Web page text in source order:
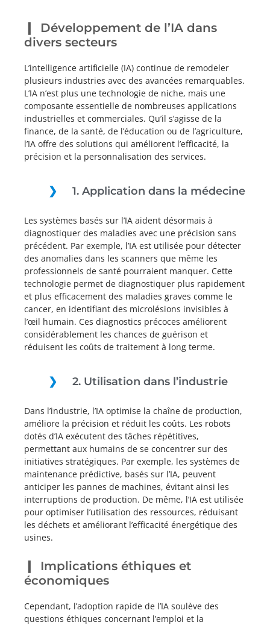
Développement de l’IA dans
divers secteurs
L’intelligence artificielle (IA) continue de remodeler
plusieurs industries avec des avancées remarquables.
L’IA n’est plus une technologie de niche, mais une
composante essentielle de nombreuses applications
industrielles et commerciales. Qu’il s’agisse de la
finance, de la santé, de l’éducation ou de l’agriculture,
l’IA offre des solutions qui améliorent l’efficacité, la
précision et la personnalisation des services.
1. Application dans la médecine
Les systèmes basés sur l’IA aident désormais à
diagnostiquer des maladies avec une précision sans
précédent. Par exemple, l’IA est utilisée pour détecter
des anomalies dans les scanners que même les
professionnels de santé pourraient manquer. Cette
technologie permet de diagnostiquer plus rapidement
et plus efficacement des maladies graves comme le
cancer, en identifiant des microlésions invisibles à
l’œil humain. Ces diagnostics précoces améliorent
considérablement les chances de guérison et
réduisent les coûts de traitement à long terme.
2. Utilisation dans l’industrie
Dans l’industrie, l’IA optimise la chaîne de production,
améliore la précision et réduit les coûts. Les robots
dotés d’IA exécutent des tâches répétitives,
permettant aux humains de se concentrer sur des
initiatives stratégiques. Par exemple, les systèmes de
maintenance prédictive, basés sur l’IA, peuvent
anticiper les pannes de machines, évitant ainsi les
interruptions de production. De même, l’IA est utilisée
pour optimiser l’utilisation des ressources, réduisant
les déchets et améliorant l’efficacité énergétique des
usines.
Implications éthiques et
économiques
Cependant, l’adoption rapide de l’IA soulève des
questions éthiques concernant l’emploi et la